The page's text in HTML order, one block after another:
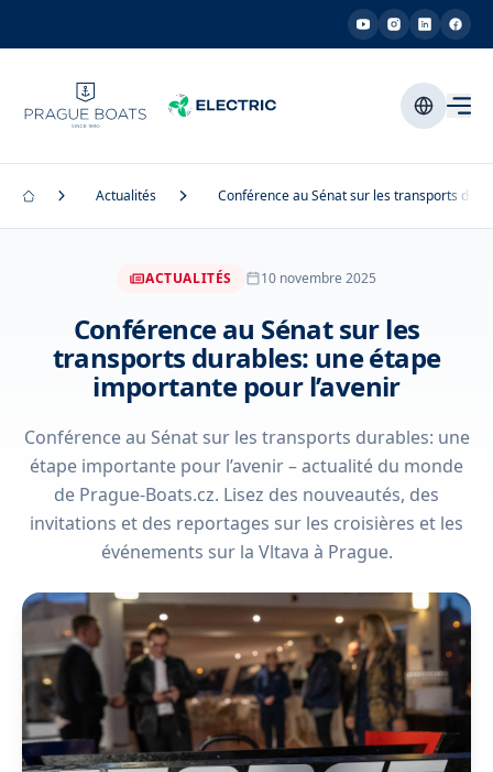
Actualités Conférence au Sénat sur les transports
ACTUALITÉS 10 novembre 2025
Conférence au Sénat sur les
transports durables: une étape
importante pour l’avenir
Conférence au Sénat sur les transports durables: une
étape importante pour l’avenir – actualité du monde
de Prague-Boats.cz. Lisez des nouveautés, des
invitations et des reportages sur les croisières et les
événements sur la Vltava à Prague.